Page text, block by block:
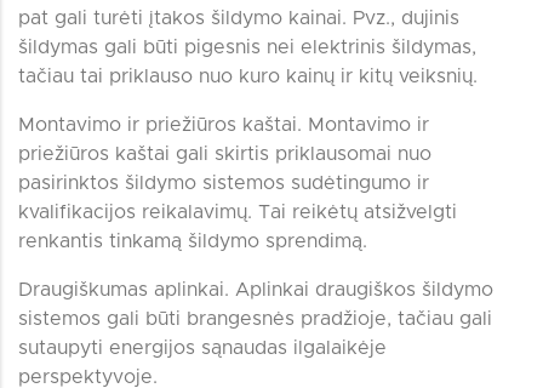
pat gali turėti įtakos šildymo kainai. Pvz., dujinis
šildymas gali būti pigesnis nei elektrinis šildymas,
tačiau tai priklauso nuo kuro kainų ir kitų veiksnių.
Montavimo ir priežiūros kaštai. Montavimo ir
priežiūros kaštai gali skirtis priklausomai nuo
pasirinktos šildymo sistemos sudėtingumo ir
kvalifikacijos reikalavimų. Tai reikėtų atsižvelgti
renkantis tinkamą šildymo sprendimą.
Draugiškumas aplinkai. Aplinkai draugiškos šildymo
sistemos gali būti brangesnės pradžioje, tačiau gali
sutaupyti energijos sąnaudas ilgalaikėje
perspektyvoje.